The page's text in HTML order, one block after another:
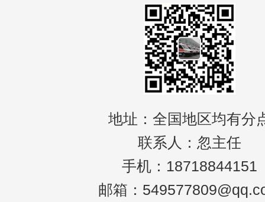
地址：全国地区均有分
联系人：忽主任
手机：18718844151
邮箱：